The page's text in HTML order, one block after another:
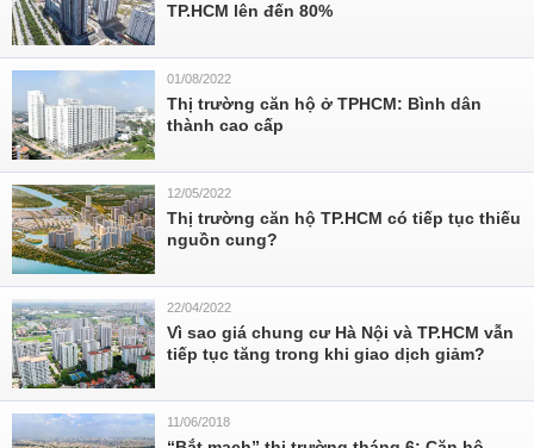
TP.HCM lên đến 80%
01/08/2022
Thị trường căn hộ ở TPHCM: Bình dân
thành cao cấp
12/05/2022
Thị trường căn hộ TP.HCM có tiếp tục thiếu
nguồn cung?
22/04/2022
Vì sao giá chung cư Hà Nội và TP.HCM vẫn
tiếp tục tăng trong khi giao dịch giảm?
11/06/2018